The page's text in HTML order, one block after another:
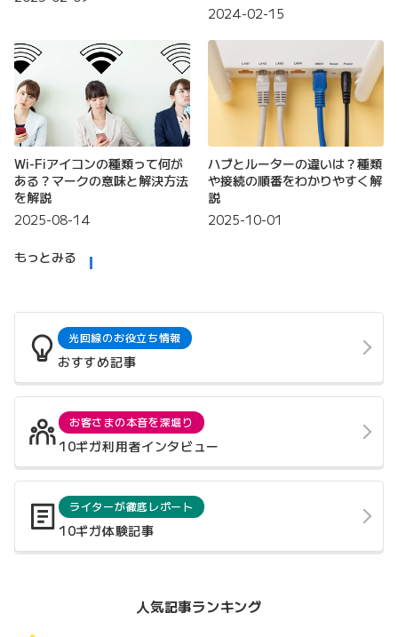
2024-02-15
Wi-Fiアイコンの種類って何が
ある？マークの意味と解決方法
を解説
2025-08-14
ハブとルーターの違いは？種類
や接続の順番をわかりやすく解
説
2025-10-01
もっとみる
光回線のお役立ち情報
おすすめ記事
お客さまの本音を深堀り
10ギガ利用者インタビュー
ライターが徹底レポート
10ギガ体験記事
人気記事ランキング